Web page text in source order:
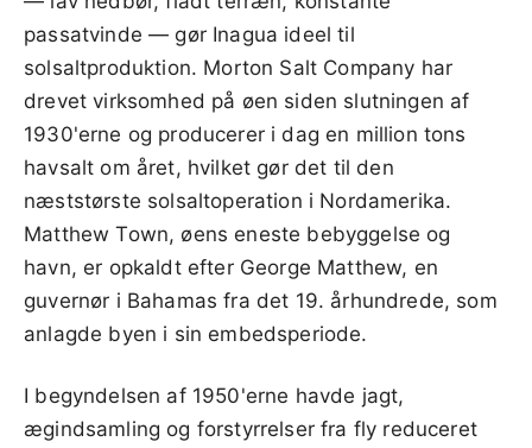
passatvinde — gør Inagua ideel til
solsaltproduktion. Morton Salt Company har
drevet virksomhed på øen siden slutningen af
1930'erne og producerer i dag en million tons
havsalt om året, hvilket gør det til den
næststørste solsaltoperation i Nordamerika.
Matthew Town, øens eneste bebyggelse og
havn, er opkaldt efter George Matthew, en
guvernør i Bahamas fra det 19. århundrede, som
anlagde byen i sin embedsperiode.
I begyndelsen af 1950'erne havde jagt,
ægindsamling og forstyrrelser fra fly reduceret